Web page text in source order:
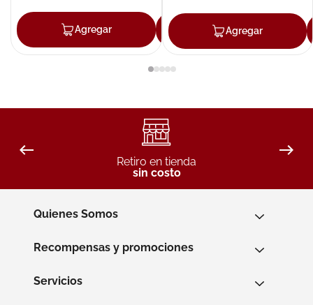
Agregar Agregar
Agregar
Retiro en tienda
sin costo
Quienes Somos
Recompensas y promociones
Servicios